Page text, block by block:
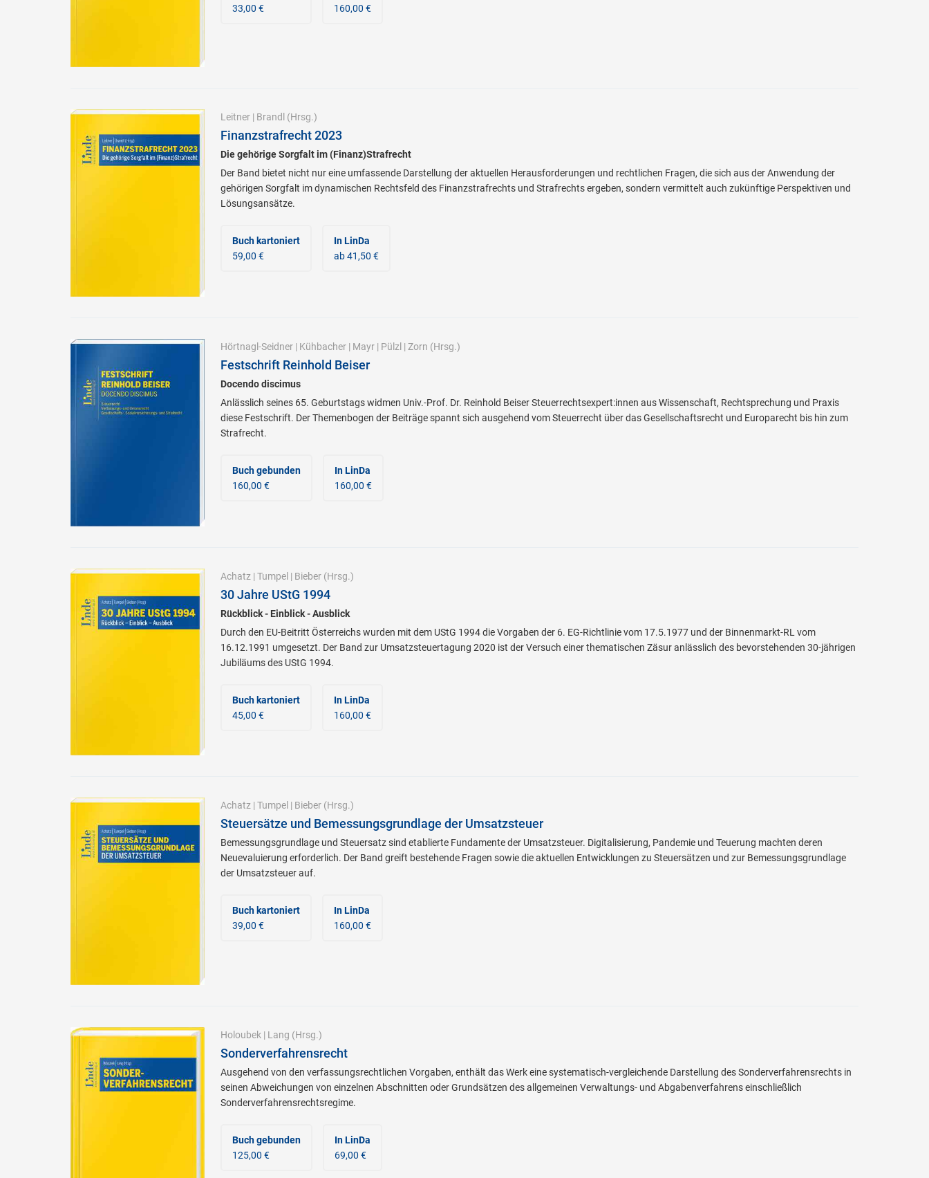
33,00 €
160,00 €
Leitner| Brandl (Hrsg.)
Finanzstrafrecht 2023
Die gehörige Sorgfalt im (Finanz)Strafrecht
Der Band bietet nicht nur eine umfassende Darstellung der aktuellen Herausforderungen und rechtlichen Fragen, die sich aus der Anwendung der
gehörigen Sorgfalt im dynamischen Rechtsfeld des Finanzstrafrechts und Strafrechts ergeben, sondern vermittelt auch zukünftige Perspektiven und
Lösungsansätze.
Buch kartoniert
59,00 €
In LinDa
ab 41,50 €
Hörtnagl-Seidner| Kühbacher| Mayr| Pülzl | Zorn (Hrsg.)
Festschrift Reinhold Beiser
Docendo discimus
Anlässlich seines 65. Geburtstags widmen Univ.-Prof. Dr. Reinhold Beiser Steuerrechtsexpert:innen aus Wissenschaft, Rechtsprechung und Praxis
diese Festschrift. Der Themenbogen der Beiträge spannt sich ausgehend vom Steuerrecht über das Gesellschaftsrecht und Europarecht bis hin zum
Strafrecht.
Buch gebunden
160,00 €
In LinDa
160,00 €
Achatz| Tumpel | Bieber(Hrsg.)
30 Jahre UStG 1994
Rückblick - Einblick - Ausblick
Durch den EU-Beitritt Österreichs wurden mit dem UStG 1994 die Vorgaben der 6. EG-Richtlinie vom 17.5.1977 und der Binnenmarkt-RL vom
16.12.1991 umgesetzt. Der Band zur Umsatzsteuertagung 2020 ist der Versuch einer thematischen Zäsur anlässlich des bevorstehenden 30-jährigen
Jubiläums des UStG 1994.
Buch kartoniert
45,00 €
In LinDa
160,00 €
Achatz| Tumpel | Bieber(Hrsg.)
Steuersätze und Bemessungsgrundlage der Umsatzsteuer
Bemessungsgrundlage und Steuersatz sind etablierte Fundamente der Umsatzsteuer. Digitalisierung, Pandemie und Teuerung machten deren
Neuevaluierung erforderlich. Der Band greift bestehende Fragen sowie die aktuellen Entwicklungen zu Steuersätzen und zur Bemessungsgrundlage
der Umsatzsteuer auf.
Buch kartoniert
39,00 €
In LinDa
160,00 €
Holoubek| Lang (Hrsg.)
Sonderverfahrensrecht
Ausgehend von den verfassungsrechtlichen Vorgaben, enthält das Werk eine systematisch-vergleichende Darstellung des Sonderverfahrensrechts in
seinen Abweichungen von einzelnen Abschnitten oder Grundsätzen des allgemeinen Verwaltungs- und Abgabenverfahrens einschließlich
Sonderverfahrensrechtsregime.
Buch gebunden
125,00 €
In LinDa
69,00 €